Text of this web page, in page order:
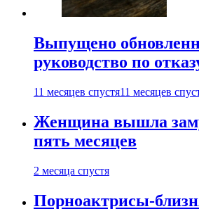
Выпущено
руководство по
11 месяцев спустя11 месяцев
Женщина вышла
пять месяцев
2 месяца спустя
Порноактрисы-